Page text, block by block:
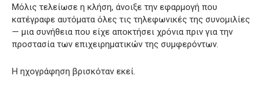
Μόλις τελείωσε η κλήση, άνοιξε την εφαρμογή που
κατέγραφε αυτόματα όλες τις τηλεφωνικές της συνομιλίες
— μια συνήθεια που είχε αποκτήσει χρόνια πριν για την
προστασία των επιχειρηματικών της συμφερόντων.
Η ηχογράφηση βρισκόταν εκεί.